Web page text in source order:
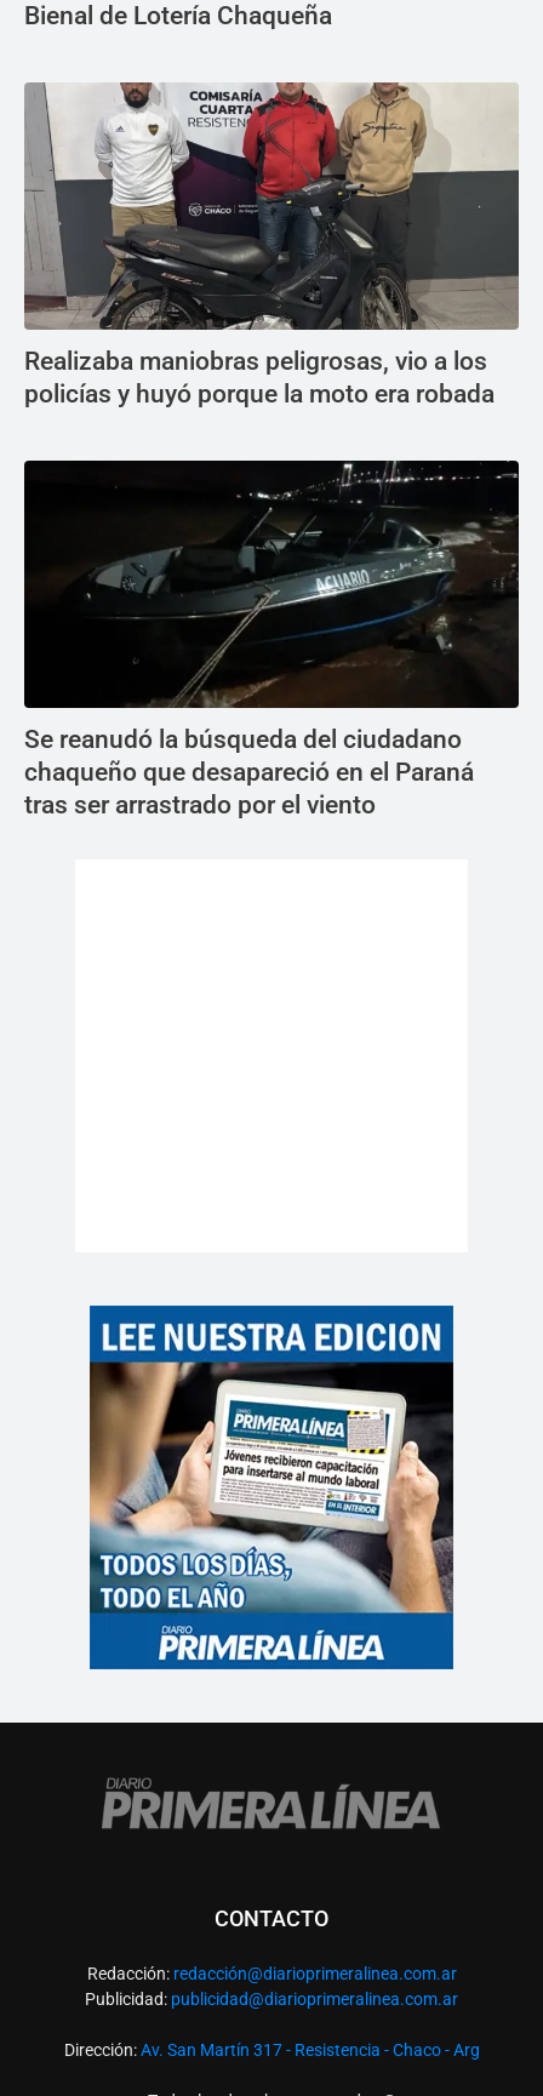
Bienal de Lotería Chaqueña
Realizaba maniobras peligrosas, vio a los
policías y huyó porque la moto era robada
Se reanudó la búsqueda del ciudadano
chaqueño que desapareció en el Paraná
tras ser arrastrado por el viento
CONTACTO
Redacción: redacción@diarioprimeralinea.com.ar
Publicidad: publicidad@diarioprimeralinea.com.ar
Dirección:Av. San Martín 317 - Resistencia - Chaco - Arg